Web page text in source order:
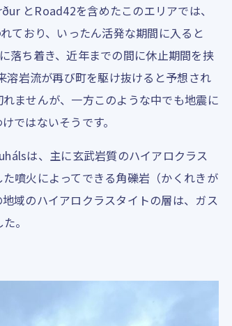
とRoad42を含めたこのエリアでは、
ており、いったん活発な期間に入ると
落ち着き、近年までの間に休止期間を挟
岩流が再び町を駆け抜けると予想され
ませんが、一方このような中でも地震に
ではないそうです。
は、主に玄武岩質のハイアロクラス
噴火によってできる角礫岩（かくれきが
域のハイアロクラスタイトの層は、ガス
。